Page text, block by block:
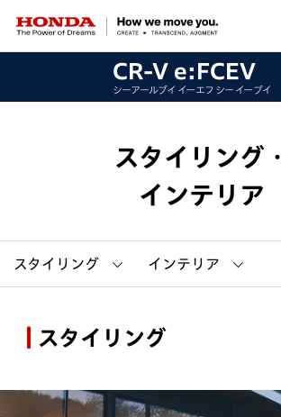
CR-V e:FCEV
シーアールブイ イー エフ シー イー ブイ
スタイリング・
インテリア
スタイリング インテリア
スタイリング